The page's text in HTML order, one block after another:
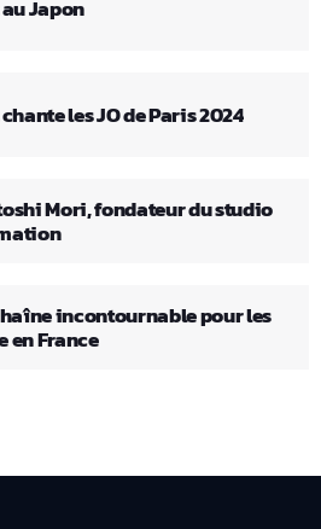
Japon
les JO de Paris 2024
Mori, fondateur du studio
incontournable pour les
en France